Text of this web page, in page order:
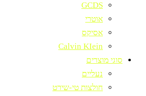
GCDS
אוטרי
אסיקס
Calvin KIein
סוגי מוצרים
נעליים
חולצות טי-שירט